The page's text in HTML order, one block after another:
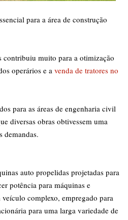
para a área de construção
contribuiu muito para a otimização
operários e a venda de tratores no
para as áreas de engenharia civil
diversas obras obtivessem uma
demandas.
auto propelidas projetadas para
potência para máquinas e
complexo, empregado para
para uma larga variedade de